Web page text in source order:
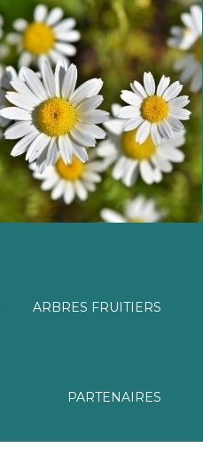
ARBRES FRUITIERS
PARTENAIRES